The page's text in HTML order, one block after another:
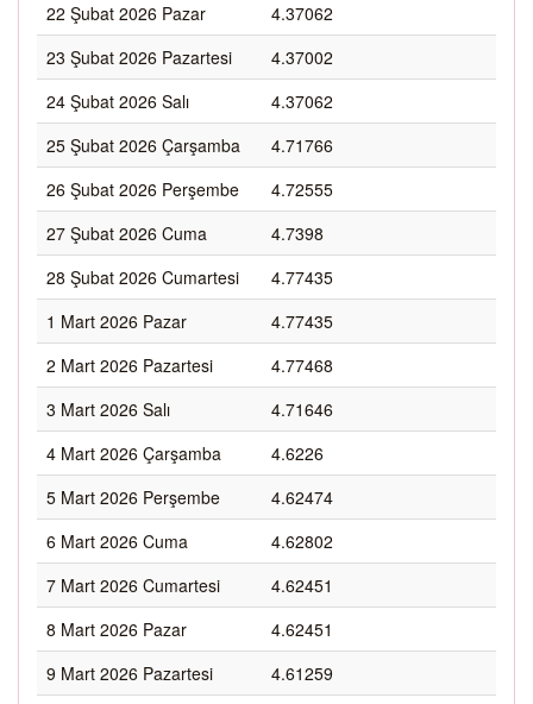
22 Şubat 2026 Pazar
4.37062
23 Şubat 2026 Pazartesi
4.37002
24 Şubat 2026 Salı
4.37062
25 Şubat 2026 Çarşamba
4.71766
26 Şubat 2026 Perşembe
4.72555
27 Şubat 2026 Cuma
4.7398
28 Şubat 2026 Cumartesi
4.77435
1 Mart 2026 Pazar
4.77435
2 Mart 2026 Pazartesi
4.77468
3 Mart 2026 Salı
4.71646
4 Mart 2026 Çarşamba
4.6226
5 Mart 2026 Perşembe
4.62474
6 Mart 2026 Cuma
4.62802
7 Mart 2026 Cumartesi
4.62451
8 Mart 2026 Pazar
4.62451
9 Mart 2026 Pazartesi
4.61259